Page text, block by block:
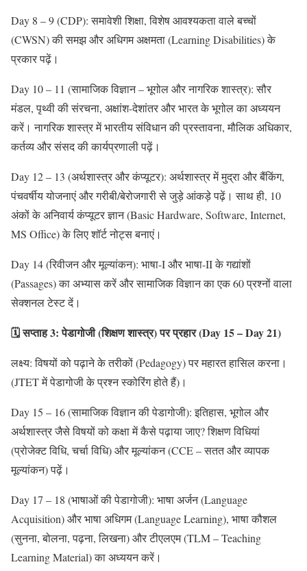
Day 8 – 9 (CDP): समावेशी शिक्षा, विशेष आवश्यकता वाले बच्चों
(CWSN) की समझ और अधिगम अक्षमता (Learning Disabilities) के
प्रकार पढ़ें।
Day 10 – 11 (सामाजिक विज्ञान – भूगोल और नागरिक शास्त्र): सौर
मंडल, पृथ्वी की संरचना, अक्षांश-देशांतर और भारत के भूगोल का अध्ययन
करें। नागरिक शास्त्र में भारतीय संविधान की प्रस्तावना, मौलिक अधिकार,
कर्तव्य और संसद की कार्यप्रणाली पढ़ें।
Day 12 – 13 (अर्थशास्त्र और कंप्यूटर): अर्थशास्त्र में मुद्रा और बैंकिंग,
पंचवर्षीय योजनाएं और गरीबी/बेरोजगारी से जुड़े आंकड़े पढ़ें। साथ ही, 10
अंकों के अनिवार्य कंप्यूटर ज्ञान (Basic Hardware, Software, Internet,
MS Office) के लिए शॉर्ट नोट्स बनाएं।
Day 14 (रिवीजन और मूल्यांकन): भाषा-I और भाषा-II के गद्यांशों
(Passages) का अभ्यास करें और सामाजिक विज्ञान का एक 60 प्रश्नों वाला
सेक्शनल टेस्ट दें।
🗓️ सप्ताह 3: पेडागोजी (शिक्षण शास्त्र) पर प्रहार (Day 15 – Day 21)
लक्ष्य: विषयों को पढ़ाने के तरीकों (Pedagogy) पर महारत हासिल करना।
(JTET में पेडागोजी के प्रश्न स्कोरिंग होते हैं)।
Day 15 – 16 (सामाजिक विज्ञान की पेडागोजी): इतिहास, भूगोल और
अर्थशास्त्र जैसे विषयों को कक्षा में कैसे पढ़ाया जाए? शिक्षण विधियां
(प्रोजेक्ट विधि, चर्चा विधि) और मूल्यांकन (CCE – सतत और व्यापक
मूल्यांकन) पढ़ें।
Day 17 – 18 (भाषाओं की पेडागोजी): भाषा अर्जन (Language
Acquisition) और भाषा अधिगम (Language Learning), भाषा कौशल
(सुनना, बोलना, पढ़ना, लिखना) और टीएलएम (TLM – Teaching
Learning Material) का अध्ययन करें।